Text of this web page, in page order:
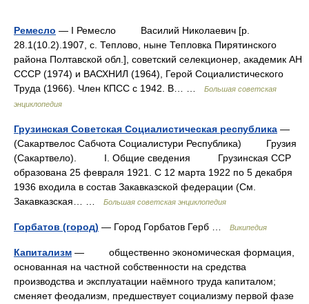
Ремесло — I Ремесло Василий Николаевич [р.
28.1(10.2).1907, с. Теплово, ныне Тепловка Пирятинского
района Полтавской обл.], советский селекционер, академик АН
СССР (1974) и ВАСХНИЛ (1964), Герой Социалистического
Труда (1966). Член КПСС с 1942. В… …
Большая советская
энциклопедия
Грузинская Советская Социалистическая республика —
(Сакартвелос Сабчота Социалистури Республика) Грузия
(Сакартвело). I. Общие сведения Грузинская ССР
образована 25 февраля 1921. С 12 марта 1922 по 5 декабря
1936 входила в состав Закавказской федерации (См.
Закавказская… …
Большая советская энциклопедия
Горбатов (город) — Город Горбатов Герб … Википедия
Капитализм — общественно экономическая формация,
основанная на частной собственности на средства
производства и эксплуатации наёмного труда капиталом;
сменяет феодализм, предшествует социализму первой фазе